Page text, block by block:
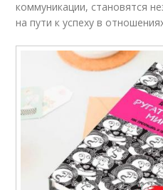
коммуникации, становятся
на пути к успеху в